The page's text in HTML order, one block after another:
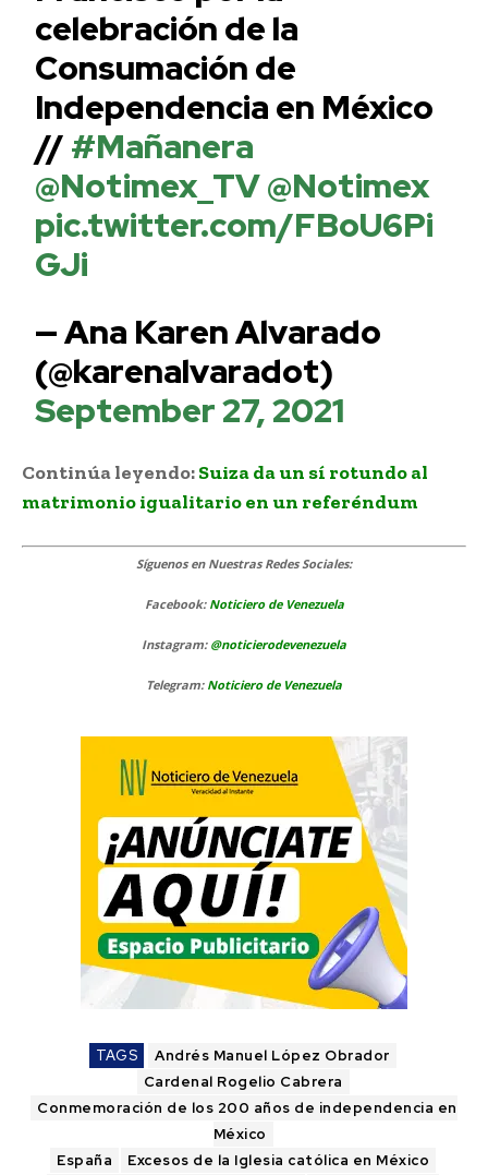
celebración de la
Consumación de
Independencia en México
// #Mañanera
@Notimex_TV@Notimex
pic.twitter.com/FBoU6Pi
GJi
— Ana Karen Alvarado
(@karenalvaradot)
September 27, 2021
Continúa leyendo:Suiza da un sí rotundo al
matrimonio igualitario en un referéndum
Síguenosen Nuestras Redes Sociales:
Facebook: Noticiero de Venezuela
Instagram: @noticierodevenezuela
Telegram: Noticiero de Venezuela
TAGS
Andrés Manuel López Obrador
Cardenal Rogelio Cabrera
Conmemoración de los 200 años de independencia en
México
España
Excesos de la Iglesia católica en México